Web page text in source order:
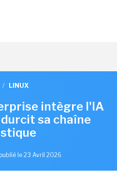
/ LINUX
intègre l'IA
sa chaîne
publié le 23 Avril 2026